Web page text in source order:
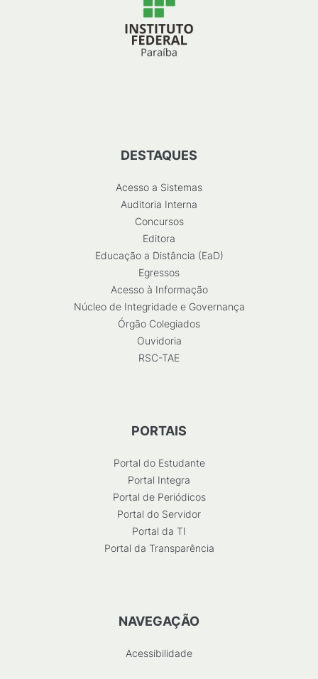
DESTAQUES
Acesso a Sistemas
Auditoria Interna
Concursos
Editora
Educação a Distância (EaD)
Egressos
Acesso à Informação
Núcleo de Integridade e Governança
Órgão Colegiados
Ouvidoria
RSC-TAE
PORTAIS
Portal do Estudante
Portal Integra
Portal de Periódicos
Portal do Servidor
Portal da TI
Portal da Transparência
NAVEGAÇÃO
Acessibilidade